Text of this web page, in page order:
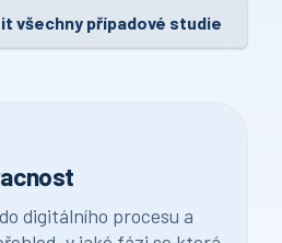
všechny případové studie
digitálního procesu a